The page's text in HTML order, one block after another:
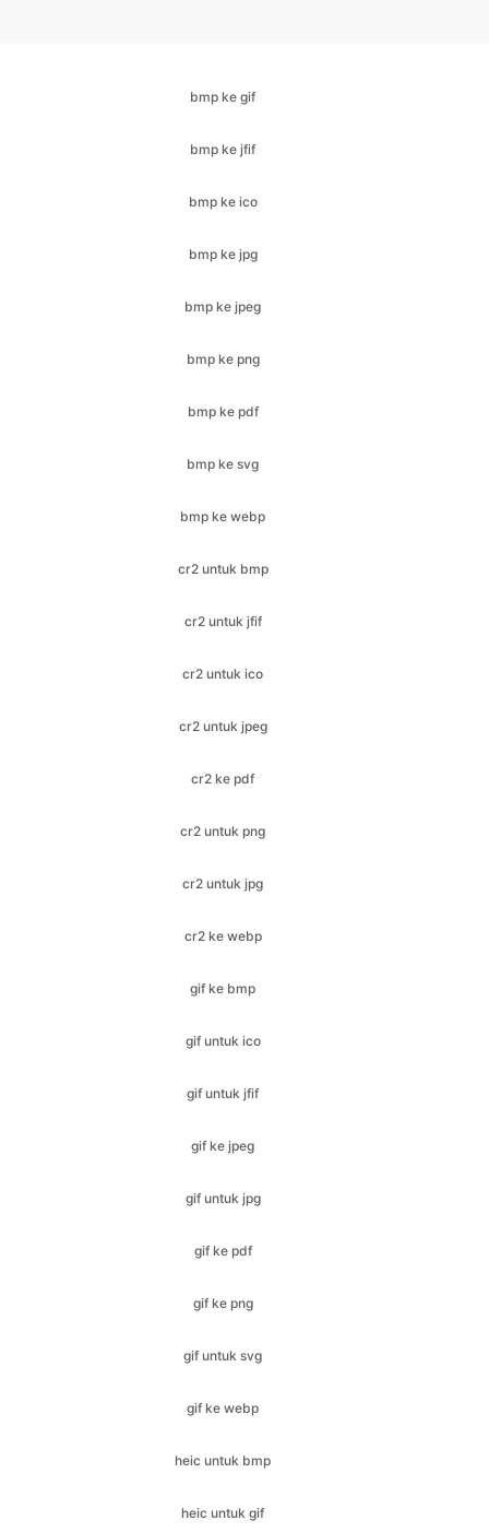
bmp ke ico
bmp ke jpg
bmp ke jpeg
bmp ke png
bmp ke pdf
bmp ke svg
bmp ke webp
cr2 untuk bmp
cr2 untuk jfif
cr2 untuk ico
cr2 untuk jpeg
cr2 ke pdf
cr2 untuk png
cr2 untuk jpg
cr2 ke webp
gif ke bmp
gif untuk ico
gif untuk jfif
gif ke jpeg
gif untuk jpg
gif ke pdf
gif ke png
gif untuk svg
gif ke webp
heic untuk bmp
heic untuk gif
heic untuk jfif
heic untuk ico